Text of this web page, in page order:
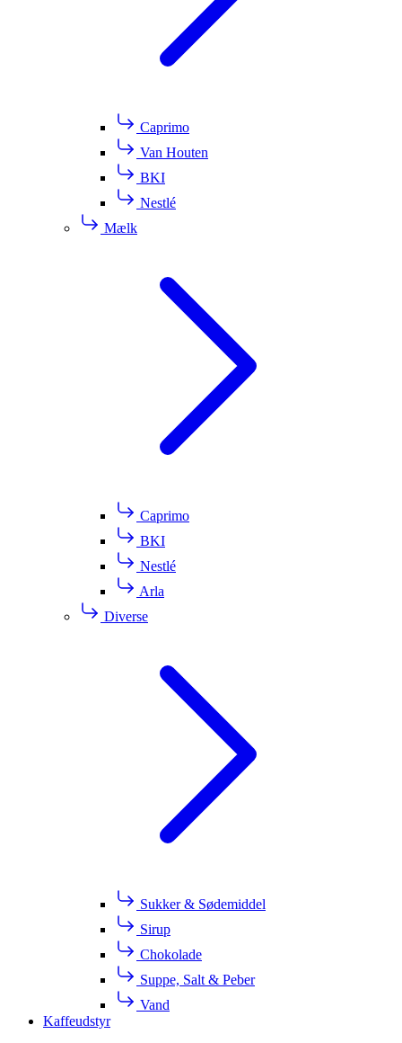
Caprimo
Van Houten
BKI
Nestlé
Mælk
Caprimo
BKI
Nestlé
Arla
Diverse
Sukker & Sødemiddel
Sirup
Chokolade
Suppe, Salt & Peber
Vand
Kaffeudstyr